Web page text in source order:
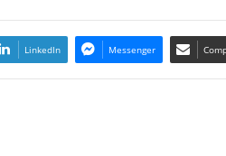
LinkedIn Messenger